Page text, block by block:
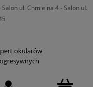
Salon ul. Chmielna 4 - Salon ul.
okularów